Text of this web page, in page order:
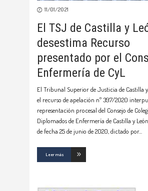
11/01/2021
El TSJ de Castilla y
desestima Recurso
presentado por el
Enfermería de CyL
El Tribunal Superior de Justicia de Castilla y
el recurso de apelación nº 397/2020
representación procesal del Consejo de
Diplomados de Enfermería de Castilla y
de fecha 25 de junio de 2020, dictado por
Leer más